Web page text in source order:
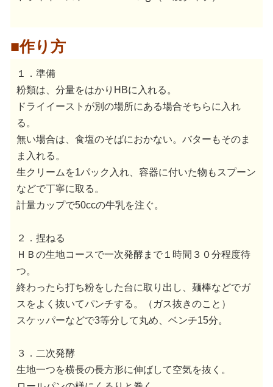
■作り方
１．準備
粉類は、分量をはかりHBに入れる。
ドライイーストが別の場所にある場合そちらに入れ
る。
無い場合は、食塩のそばにおかない。バターもそのま
ま入れる。
生クリームを1パック入れ、容器に付いた物もスプーン
などで丁寧に取る。
計量カップで50ccの牛乳を注ぐ。
２．捏ねる
ＨＢの生地コースで一次発酵まで１時間３０分程度待
つ。
終わったら打ち粉をした台に取り出し、麺棒などでガ
スをよく抜いてパンチする。（ガス抜きのこと）
スケッパーなどで3等分して丸め、ベンチ15分。
３．二次発酵
生地一つを横長の長方形に伸ばして空気を抜く。